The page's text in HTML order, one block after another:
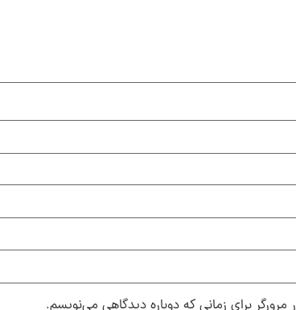
برای زمانی که دوباره دیدگاهی می‌نویسم.